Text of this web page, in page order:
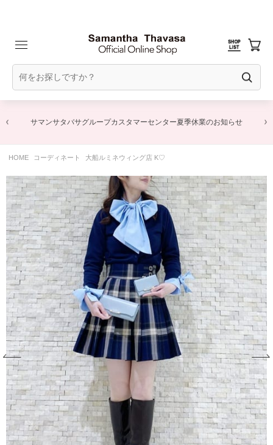
サマンサタバサグループカスタマーセンター夏季休業のお知らせ
HOME コーディネート 大船ルミネウィング店 K♡